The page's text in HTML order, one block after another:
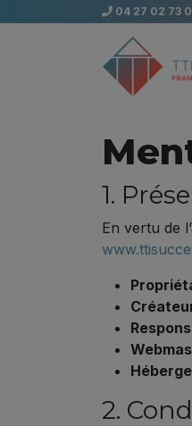
04 27 02 73
1.
En vertu de
2.